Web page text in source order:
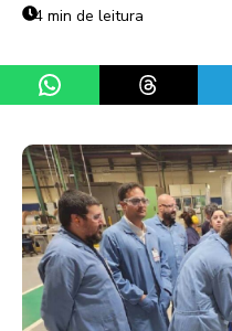
4 min de leitura
Share on WhatsApp
Share on